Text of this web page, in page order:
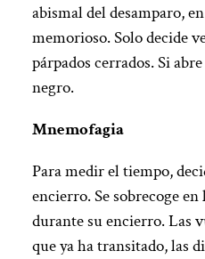
abismal del desamparo,
memorioso. Solo decide
párpados cerrados. Si
negro.
Mnemofagia
Para medir el tiempo,
encierro. Se sobrecoge
durante su encierro. Las
que ya ha transitado, las